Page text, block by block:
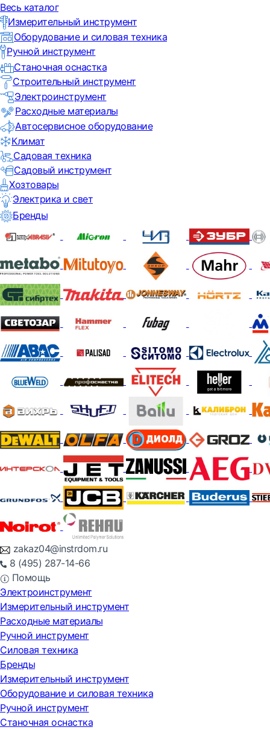
Весь каталог
Измерительный инструмент
Оборудование и силовая техника
Ручной инструмент
Станочная оснастка
Строительный инструмент
Электроинструмент
Расходные материалы
Автосервисное оборудование
Климат
Садовая техника
Садовый инструмент
Хозтовары
Электрика и свет
Бренды
zakaz04@instrdom.ru
8 (495) 287-14-66
Помощь
Электроинструмент
Измерительный инструмент
Расходные материалы
Ручной инструмент
Силовая техника
Бренды
Измерительный инструмент
Оборудование и силовая техника
Ручной инструмент
Станочная оснастка